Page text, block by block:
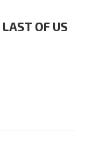
OF US